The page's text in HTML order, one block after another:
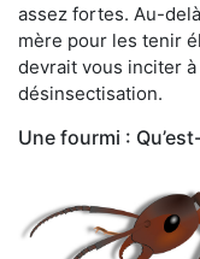
assez fortes. Au-
mère pour les tenir
devrait vous inciter
désinsectisation.
Une fourmi :